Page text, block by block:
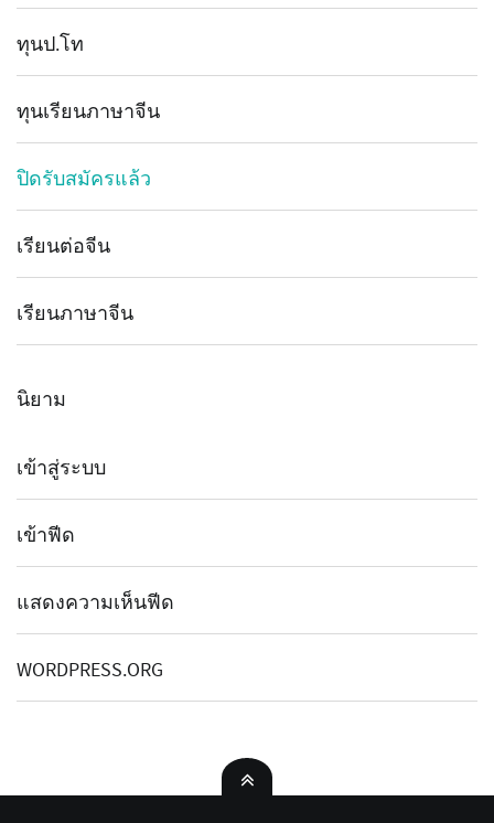
ทุนป.โท
ทุนเรียนภาษาจีน
ปิดรับสมัครแล้ว
เรียนต่อจีน
เรียนภาษาจีน
นิยาม
เข้าสู่ระบบ
เข้าฟีด
แสดงความเห็นฟีด
WORDPRESS.ORG